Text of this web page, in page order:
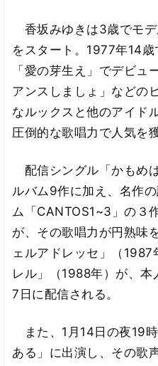
香坂みゆきは3歳でモ
をスタート。1977年14
「愛の芽生え」でデビュ
アンスしましょ」などの
なルックスと他のアイド
圧倒的な歌唱力で人気を
配信シングル「かもめ
ルバム9作に加え、名作
ム「CANTOS1~3」の３
が、その歌唱力が円熟味
ェルアドレッセ」（1987
レル」（1988年）が、
7日に配信される。
また、1月14日の夜19
ある」に出演し、その歌